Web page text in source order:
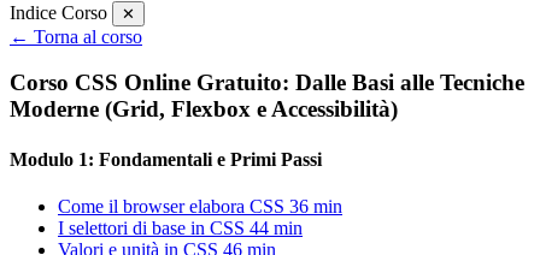
Indice Corso ✕
← Torna al corso
Corso CSS Online Gratuito: Dalle Basi alle Tecniche
Moderne (Grid, Flexbox e Accessibilità)
Modulo 1: Fondamentali e Primi Passi
Come il browser elabora CSS 36 min
I selettori di base in CSS 44 min
Valori e unità in CSS 46 min